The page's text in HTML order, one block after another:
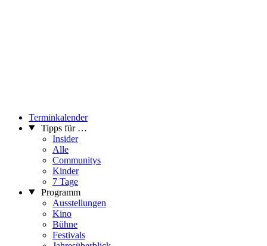
Terminkalender
Tipps für …
Insider
Alle
Communitys
Kinder
7 Tage
Programm
Ausstellungen
Kino
Bühne
Festivals